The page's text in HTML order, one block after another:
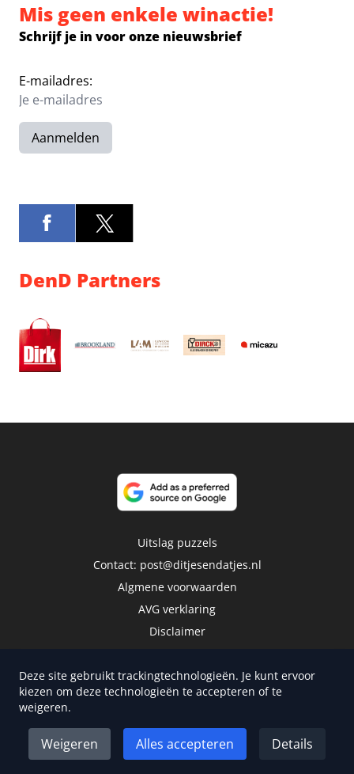
Mis geen enkele winactie!
Schrijf je in voor onze nieuwsbrief
E-mailadres:
Aanmelden
DenD Partners
Uitslag puzzels
Contact: post@ditjesendatjes.nl
Algmene voorwaarden
AVG verklaring
Disclaimer
Deze site gebruikt trackingtechnologieën. Je kunt ervoor
kiezen om deze technologieën te accepteren of te
weigeren.
Weigeren Alles accepteren Details